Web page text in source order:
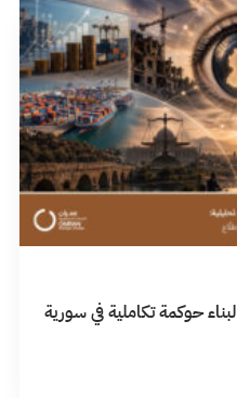
حوكمة تكاملية في سورية